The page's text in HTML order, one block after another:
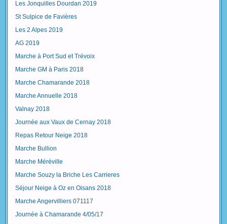
Les Jonquilles Dourdan 2019
St Sulpice de Favières
Les 2 Alpes 2019
AG 2019
Marche à Port Sud et Trévoix
Marche GM à Paris 2018
Marche Chamarande 2018
Marche Annuelle 2018
Valnay 2018
Journée aux Vaux de Cernay 2018
Repas Retour Neige 2018
Marche Bullion
Marche Méréville
Marche Souzy la Briche Les Carrieres
Séjour Neige à Oz en Oisans 2018
Marche Angervilliers 071117
Journée à Chamarande 4/05/17